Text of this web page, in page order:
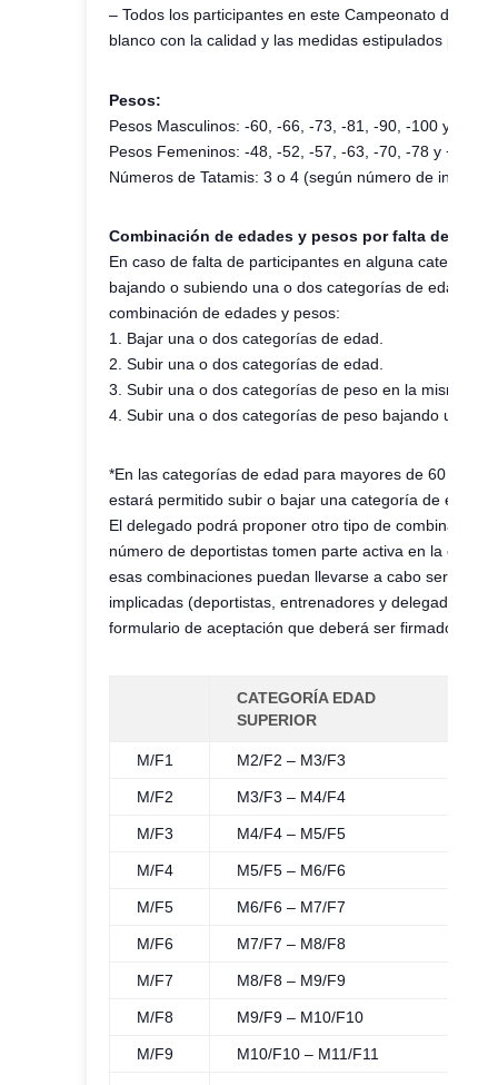
– Todos los participantes en este Campeonato deben
blanco con la calidad y las medidas estipulados por la
Pesos:
Pesos Masculinos: -60, -66, -73, -81, -90, -100 y +100
Pesos Femeninos: -48, -52, -57, -63, -70, -78 y + 78
Números de Tatamis: 3 o 4 (según número de
Combinación de edades y pesos por falta de
En caso de falta de participantes en alguna categoría
bajando o subiendo una o dos categorías de edad.
combinación de edades y pesos:
1. Bajar una o dos categorías de edad.
2. Subir una o dos categorías de edad.
3. Subir una o dos categorías de peso en la misma
4. Subir una o dos categorías de peso bajando una o
*En las categorías de edad para mayores de 60 años
estará permitido subir o bajar una categoría de edad.
El delegado podrá proponer otro tipo de
número de deportistas tomen parte activa en la
esas combinaciones puedan llevarse a cabo será
implicadas (deportistas, entrenadores y delegados)
formulario de aceptación que deberá ser firmado por
CATEGORÍA EDAD
SUPERIOR
M/F1 M2/F2 – M3/F3
M/F2 M3/F3 – M4/F4
M/F3 M4/F4 – M5/F5
M/F4 M5/F5 – M6/F6
M/F5 M6/F6 – M7/F7
M/F6 M7/F7 – M8/F8
M/F7 M8/F8 – M9/F9
M/F8 M9/F9 – M10/F10
M/F9 M10/F10 – M11/F11